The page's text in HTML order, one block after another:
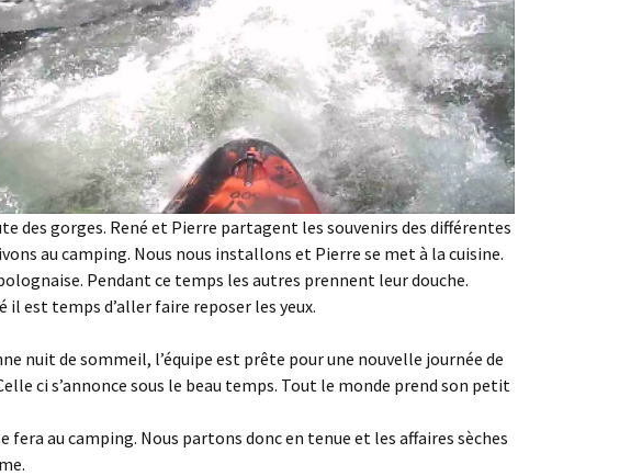
des gorges. René et Pierre partagent les souvenirs des différentes
au camping. Nous nous installons et Pierre se met à la cuisine.
Pendant ce temps les autres prennent leur douche.
il est temps d’aller faire reposer les yeux.
nuit de sommeil, l’équipe est prête pour une nouvelle journée de
ci s’annonce sous le beau temps. Tout le monde prend son petit
fera au camping. Nous partons donc en tenue et les affaires sèches